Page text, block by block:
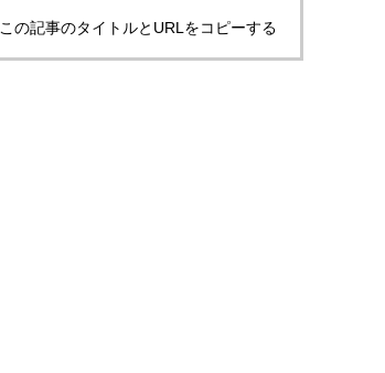
この記事のタイトルとURLをコピーする